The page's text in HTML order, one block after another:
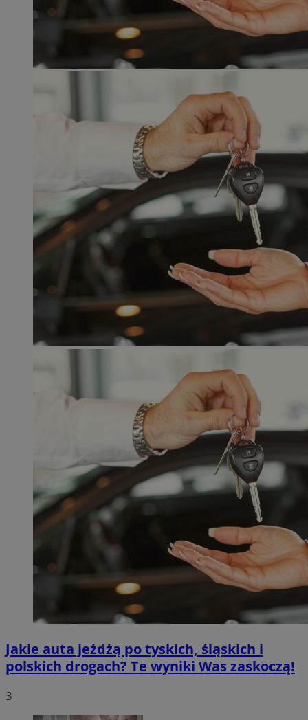
Jakie auta jeżdżą po tyskich, śląskich i
polskich drogach? Te wyniki Was zaskoczą!
3